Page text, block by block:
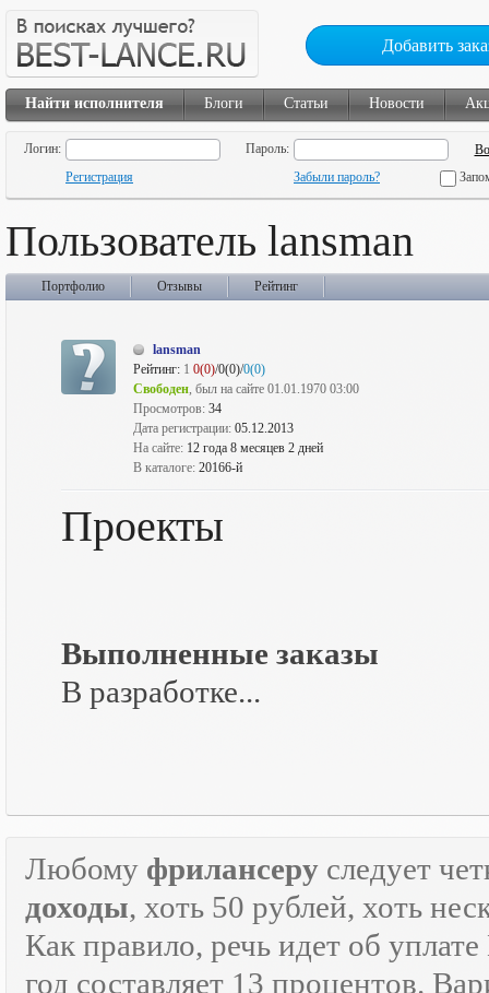
Добавить
Найти исполнителя Блоги Статьи Новости
Логин:
Пароль:
Регистрация
Забыли пароль?
Пользователь lansman
Портфолио Отзывы Рейтинг
lansman
Рейтинг: 1 0(0)/0(0)/0(0)
Свободен, был на сайте 01.01.1970 03:00
Просмотров: 34
Дата регистрации: 05.12.2013
На сайте: 12 года 8 месяцев 2 дней
В каталоге: 20166-й
Проекты
Выполненные заказы
В разработке...
Любому фрилансеру следует
доходы, хоть 50 рублей, хоть
Как правило, речь идет об
год составляет 13 процентов.